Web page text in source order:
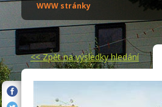
WWW stránky
<<Zpět na výsledky hledání